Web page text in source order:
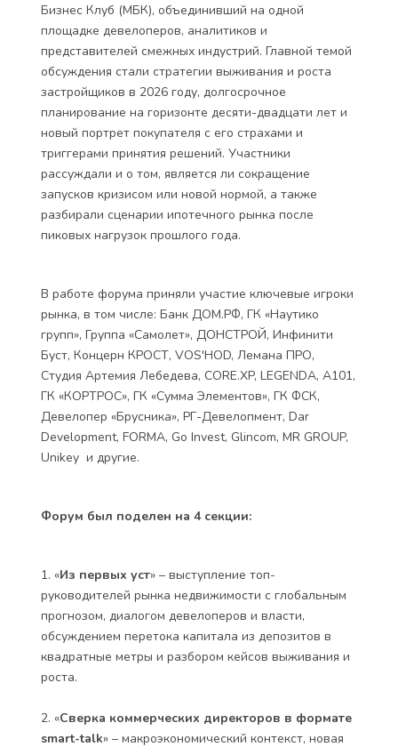
Бизнес Клуб (МБК), объединивший на одной
площадке девелоперов, аналитиков и
представителей смежных индустрий. Главной темой
обсуждения стали стратегии выживания и роста
застройщиков в 2026 году, долгосрочное
планирование на горизонте десяти-двадцати лет и
новый портрет покупателя с его страхами и
триггерами принятия решений. Участники
рассуждали и о том, является ли сокращение
запусков кризисом или новой нормой, а также
разбирали сценарии ипотечного рынка после
пиковых нагрузок прошлого года.
В работе форума приняли участие ключевые игроки
рынка, в том числе: Банк ДОМ.РФ, ГК «Наутико
групп», Группа «Самолет», ДОНСТРОЙ, Инфинити
Буст, Концерн КРОСТ, VOS'HOD, Лемана ПРО,
Студия Артемия Лебедева, CORE.XP, LEGENDA, А101,
ГК «КОРТРОС», ГК «Сумма Элементов», ГК ФСК,
Девелопер «Брусника», РГ-Девелопмент, Dar
Development, FORMA, Go Invest, Glincom, MR GROUP,
Unikey и другие.
Форум был поделен на 4 секции:
1. «Из первых уст» – выступление топ-
руководителей рынка недвижимости с глобальным
прогнозом, диалогом девелоперов и власти,
обсуждением перетока капитала из депозитов в
квадратные метры и разбором кейсов выживания и
роста.
2. «Сверка коммерческих директоров в формате
smart-talk» – макроэкономический контекст, новая